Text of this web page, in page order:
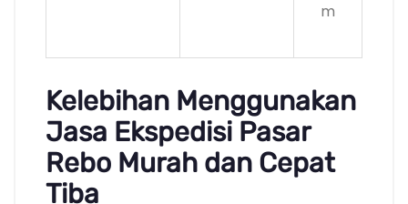
m
Kelebihan Menggunakan
Jasa Ekspedisi Pasar
Rebo Murah dan Cepat
Tiba